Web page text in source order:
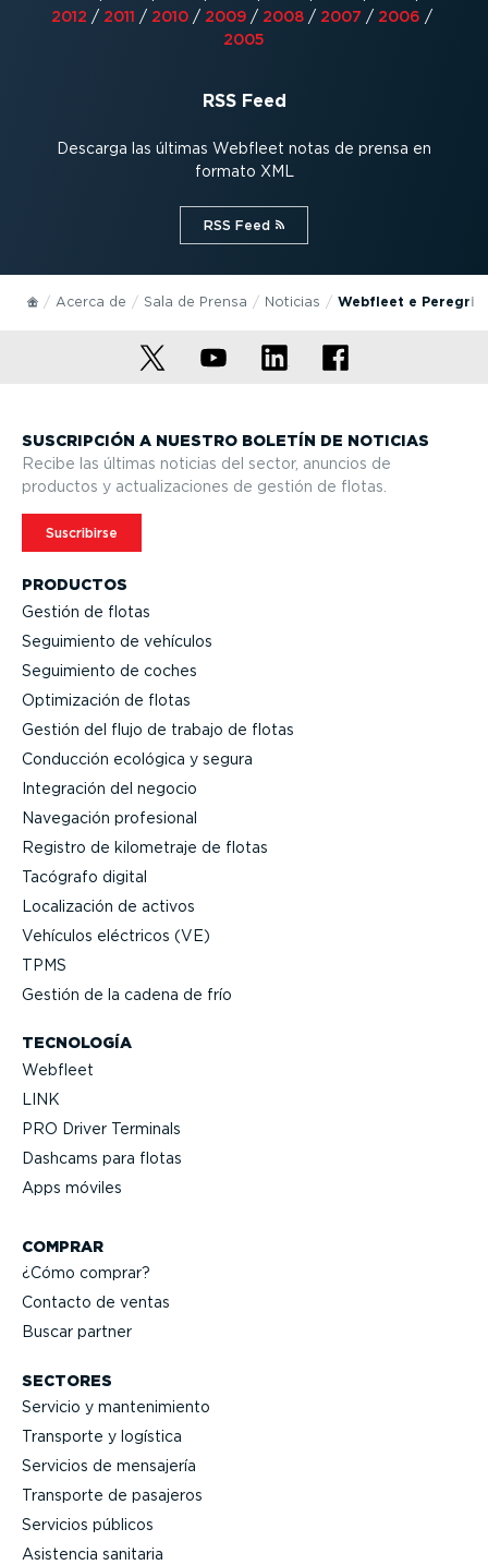
2012 / 2011 / 2010 / 2009 / 2008 / 2007 / 2006 /
2005
RSS Feed
Descarga las últimas Webfleet notas de prensa en
formato XML
RSS Feed⁠
Acerca de Sala de Prensa Noticias Webfleet e
PRODUCTOS
Gestión de flotas
Seguimiento de vehículos
Seguimiento de coches
Optimi­zación de flotas
Gestión del flujo de trabajo de flotas
Conducción ecológica y segura
Integración del negocio
Navegación profesional
Registro de kilometraje de flotas
Tacógrafo digital
Locali­zación de activos
Vehículos eléctricos (VE)
TPMS
Gestión de la cadena de frío
TECNOLOGÍA
Webfleet
LINK
PRO Driver Terminals
Dashcams para flotas
Apps móviles
COMPRAR
¿Cómo comprar?
Contacto de ventas
Buscar partner
SECTORES
Servicio y mante­ni­miento
Transporte y logística
Servicios de mensajería
Transporte de pasajeros
Servicios públicos
Asistencia sanitaria
SUSCRIPCIÓN A NUESTRO BOLETÍN DE NOTICIAS
Recibe las últimas noticias del sector, anuncios de
productos y actua­li­za­ciones de gestión de flotas.
Suscribirse